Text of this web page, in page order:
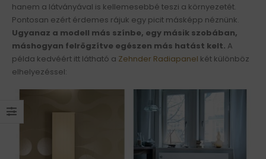
hanem a látványával is kellemesebbé teszi a környezetét.
Pontosan ezért érdemes rájuk egy picit másképp néznünk.
Ugyanaz a modell más színbe, egy másik szobában,
máshogyan felrögzítve egészen más hatást kelt. A
példa kedvéért itt látható a Zehnder Radiapanel két különböz
elhelyezéssel: